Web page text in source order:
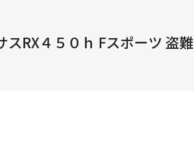
スRX４５０ｈ Fスポーツ 盗難